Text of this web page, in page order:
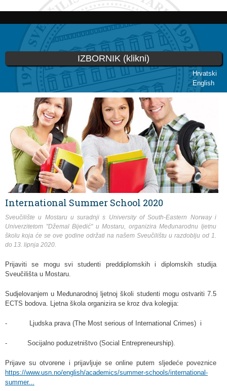
Skip to
content
Hrvatski
English
IZBORNIK (klikni)
You are here
International Summer School 2020
Sveučilište u Mostaru u suradnji s University of South-Eastern Norway i
Univerzitetom "Džemal Bijedić" u Mostaru, organizira Međunarodnu ljetnu
školu koja će se ove godine održati na našem Sveučilištu u razdoblju od 1.
do 13. lipnja 2020.
Prijaviti se mogu svi studenti preddiplomskih i diplomskih studija
Sveučilišta u Mostaru.
Sudjelovanjem u Međunarodnoj ljetnoj školi studenti mogu ostvariti 7.5
ECTS bodova. Ljetna škola organizira se kroz dva kolegija:
- Ljudska prava (The Most serious of International Crimes) i
- Socijalno poduzetništvo (Social Entrepreneurship).
Prijave su otvorene i prijavljuje se online putem sljedeće poveznice
https://www.usn.no/english/academics/summer-schools/international-
summer...